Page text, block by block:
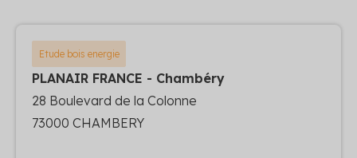
Etude bois energie
PLANAIR FRANCE - Chambéry
28 Boulevard de la Colonne
73000 CHAMBERY